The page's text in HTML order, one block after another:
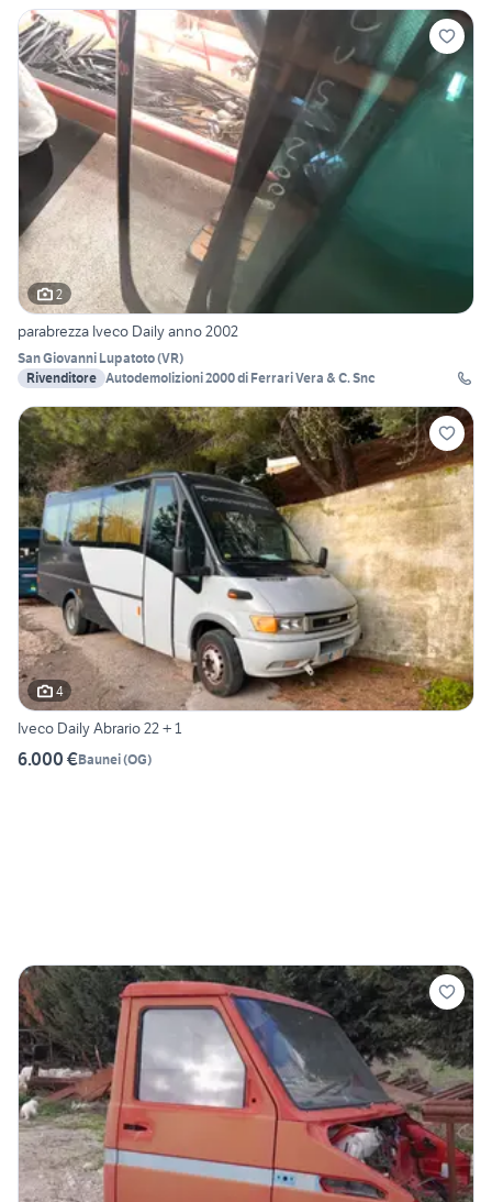
2
parabrezza Iveco Daily anno 2002
San Giovanni Lupatoto(VR)
Rivenditore Autodemolizioni 2000 di Ferrari Vera & C. Snc
4
Iveco Daily Abrario 22 + 1
6.000 €Baunei(OG)